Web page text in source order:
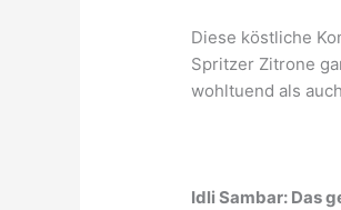
Diese köstliche
Spritzer Zitrone
wohltuend als
Idli Sambar: Das